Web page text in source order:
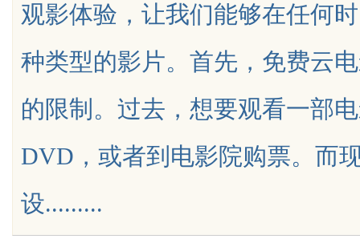
uz
观影体验，让我们能够在任何
种类型的影片。首先，免费云
的限制。过去，想要观看一部
DVD，或者到电影院购票。而
设.........